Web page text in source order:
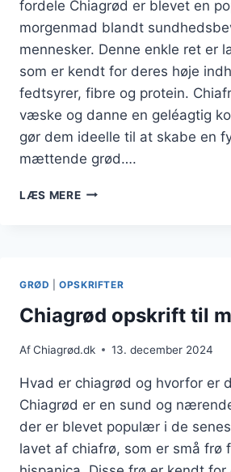
fordele Chiagrød er blevet en
morgenmad blandt
mennesker. Denne enkle ret er
som er kendt for deres høje
fedtsyrer, fibre og protein.
væske og danne en geléagtig
gør dem ideelle til at skabe en
mættende grød….
LÆS MERECHIAGRØD
MORGENBORDET
GRØD |OPSKRIFTER
Chiagrød opskrift til
AfChiagrød.dk 13. december 2024
Hvad er chiagrød og hvorfor er
Chiagrød er en sund og
der er blevet populær i de
lavet af chiafrø, som er små frø